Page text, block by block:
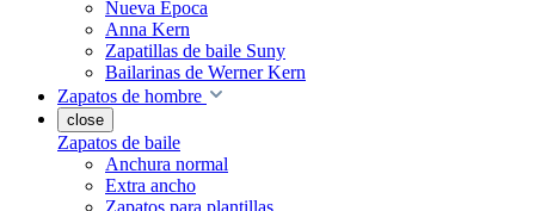
Nueva Época
Anna Kern
Zapatillas de baile Suny
Bailarinas de Werner Kern
Zapatos de hombre
close
Zapatos de baile
Anchura normal
Extra ancho
Zapatos para plantillas